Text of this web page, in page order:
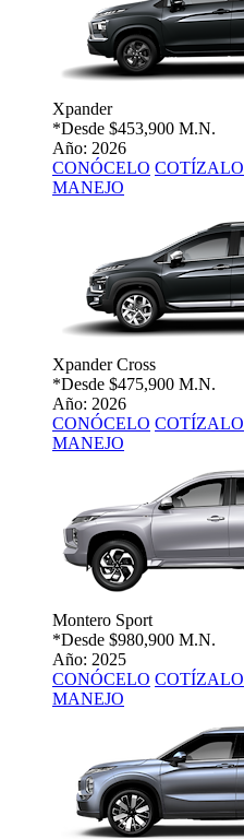
Xpander
*Desde $453,900 M.N.
Año: 2026
CONÓCELO COTÍZALO
MANEJO
Xpander Cross
*Desde $475,900 M.N.
Año: 2026
CONÓCELO COTÍZALO
MANEJO
Montero Sport
*Desde $980,900 M.N.
Año: 2025
CONÓCELO COTÍZALO
MANEJO